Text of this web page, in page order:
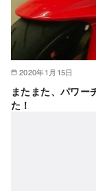
2020年1月15日
またまた、パワー
た！